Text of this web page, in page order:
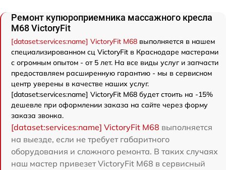
Ремонт купюроприемника массажного кресла
M68 VictoryFit
[dataset:services:name] VictoryFit M68 выполняется в нашем
специализированном сц VictoryFit в Краснодаре мастерами
с огромным опытом - от 5 лет. На все виды услуг и запчасти
предоставляем расширенную гарантию - мы в сервисном
центр уверены в качестве наших услуг.
[dataset:services:name] VictoryFit M68 будет стоить на -15%
дешевле при оформлении заказа на сайте через форму
заказа звонка.
[dataset:services:name] VictoryFit M68 выполняется
на выезде, если не требует габаритного
оборудования и сложного ремонта. В таких случаях
наш мастер привезет VictoryFit M68 в сервисный